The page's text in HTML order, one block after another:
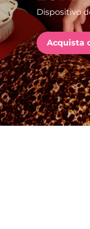
Dispositivo
Acquista
issa™ Teeth
POPOLARE
Offerte speciali